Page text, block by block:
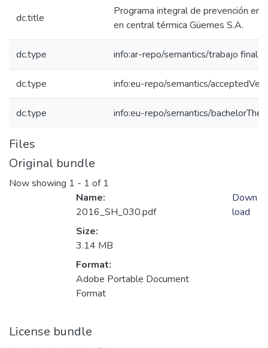
dc.title
Programa integral de prevención en
en central térmica Güemes S.A.
dc.type info:ar-repo/semantics/trabajo final
dc.type info:eu-repo/semantics/
dc.type info:eu-repo/semantics/
Files
Original bundle
Now showing 1 - 1 of 1
Name:
2016_SH_030.pdf
Size:
3.14 MB
Format:
Adobe Portable Document
Format
Down
load
License bundle